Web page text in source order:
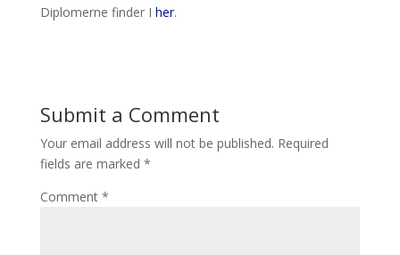
Diplomerne finder I her.
Submit a Comment
Your email address will not be published. Required
fields are marked *
Comment *